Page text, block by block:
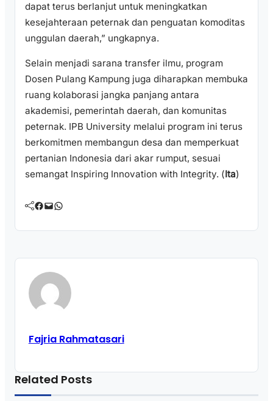
dapat terus berlanjut untuk meningkatkan
kesejahteraan peternak dan penguatan komoditas
unggulan daerah,” ungkapnya.
Selain menjadi sarana transfer ilmu, program
Dosen Pulang Kampung juga diharapkan membuka
ruang kolaborasi jangka panjang antara
akademisi, pemerintah daerah, dan komunitas
peternak. IPB University melalui program ini terus
berkomitmen membangun desa dan memperkuat
pertanian Indonesia dari akar rumput, sesuai
semangat Inspiring Innovation with Integrity. (Ita)
Facebook Mail WhatsApp
Fajria Rahmatasari
Related Posts